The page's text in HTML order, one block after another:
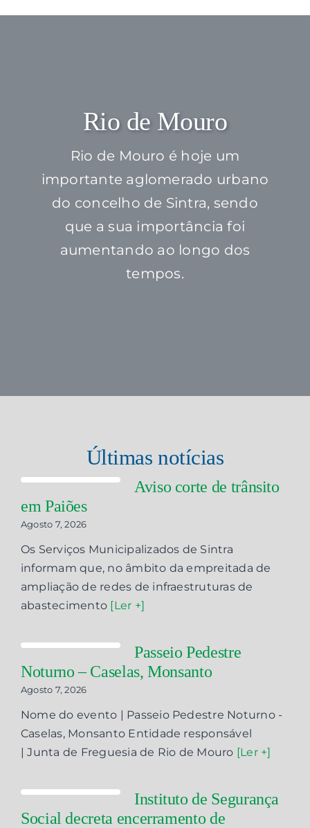
Rio de Mouro
Rio de Mouro é hoje um
importante aglomerado urbano
do concelho de Sintra, sendo
que a sua importância foi
aumentando ao longo dos
tempos.
Últimas notícias
Aviso corte de trânsito
em Paiões
Agosto 7, 2026
Os Serviços Municipalizados de Sintra
informam que, no âmbito da empreitada de
ampliação de redes de infraestruturas de
abastecimento [Ler +]
Passeio Pedestre
Noturno – Caselas, Monsanto
Agosto 7, 2026
Nome do evento | Passeio Pedestre Noturno -
Caselas, Monsanto Entidade responsável
| Junta de Freguesia de Rio de Mouro [Ler +]
Instituto de Segurança
Social decreta encerramento de